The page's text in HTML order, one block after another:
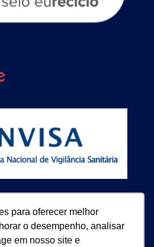
para oferecer melhor
o desempenho, analisar
em nosso site e